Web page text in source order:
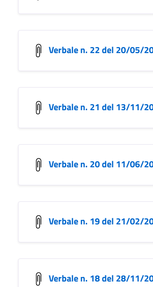
Verbale n. 22 del 20/05/
Verbale n. 21 del 13/11/
Verbale n. 20 del 11/06/
Verbale n. 19 del 21/02/
Verbale n. 18 del 28/11/